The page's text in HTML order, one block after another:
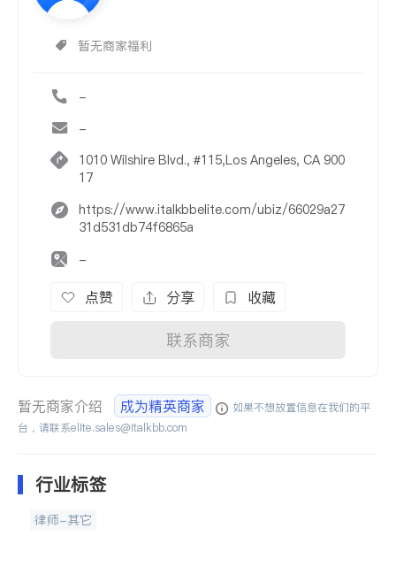
暂无商家福利
-
-
1010 Wilshire Blvd., #115,Los Angeles, CA 900
17
https://www.italkbbelite.com/ubiz/66029a27
31d531db74f6865a
-
点赞 分享 收藏
联系商家
暂无商家介绍 成为精英商家
如果不想放置信息在我们的平
台，请联系elite.sales@italkbb.com
行业标签
律师-其它